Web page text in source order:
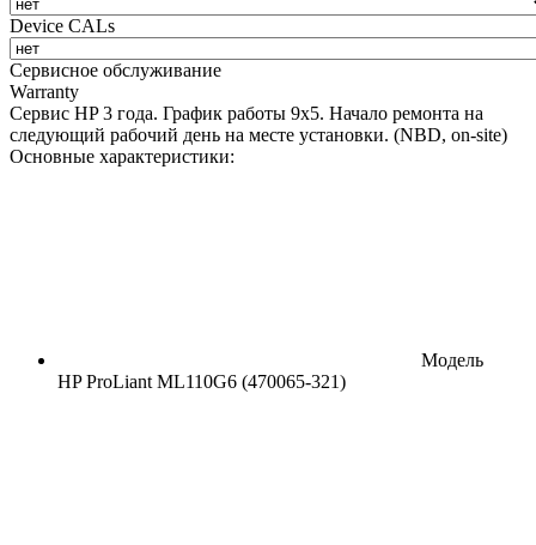
Device CALs
Сервисное обслуживание
Warranty
Сервис HP 3 года. График работы 9х5. Начало ремонта на
следующий рабочий день на месте установки. (NBD, on-site)
Основные характеристики:
Модель
HP ProLiant ML110G6 (470065-321)